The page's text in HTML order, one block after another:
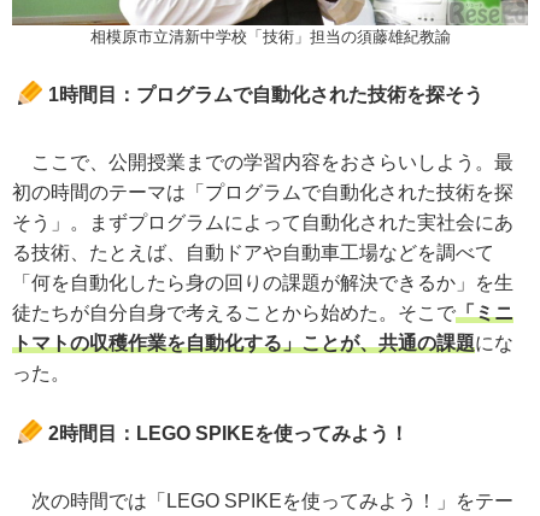
相模原市立清新中学校「技術」担当の須藤雄紀教諭
1時間目：プログラムで自動化された技術を探そう
ここで、公開授業までの学習内容をおさらいしよう。最
初の時間のテーマは「プログラムで自動化された技術を探
そう」。まずプログラムによって自動化された実社会にあ
る技術、たとえば、自動ドアや自動車工場などを調べて
「何を自動化したら身の回りの課題が解決できるか」を生
徒たちが自分自身で考えることから始めた。そこで「ミニ
トマトの収穫作業を自動化する」ことが、共通の課題にな
った。
2時間目：LEGO SPIKEを使ってみよう！
次の時間では「LEGO SPIKEを使ってみよう！」をテー